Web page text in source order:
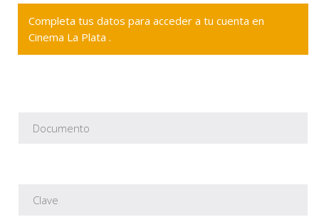
Completa tus datos para acceder a tu cuenta en
Cinema La Plata .